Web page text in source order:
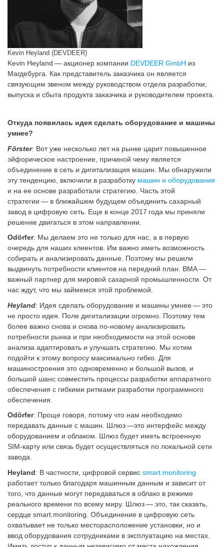
Kevin Heyland (DEVDEER)
Kevin Heyland — акционер компании DEVDEER GmbH из
Магдебурга. Как представитель заказчика он является
связующим звеном между руководством отдела разработки,
выпуска и сбыта продукта заказчика и руководителем проекта.
Откуда появилась идея сделать оборудование и машины
умнее?
Förster: Вот уже несколько лет на рынке царит повышенное
эйфорическое настроение, причиной чему является
объединение в сеть и дигитализация машин. Мы обнаружили
эту тенденцию, включили в разработку машин и оборудования
и на ее основе разработали стратегию. Часть этой
стратегии — в ближайшем будущем объединить сахарный
завод в цифровую сеть. Еще в конце 2017 года мы приняли
решение двигаться в этом направлении.
Odörfer: Мы делаем это не только для нас, а в первую
очередь для наших клиентов. Им важно иметь возможность
собирать и анализировать данные. Поэтому мы решили
выдвинуть потребности клиентов на передний план. BMA —
важный партнер для мировой сахарной промышленности. От
нас ждут, что мы займемся этой проблемой.
Heyland: Идея сделать оборудование и машины умнее — это
не просто идея. Поле дигитализации огромно. Поэтому тем
более важно снова и снова по-новому анализировать
потребности рынка и при необходимости на этой основе
анализа адаптировать и улучшать стратегию. Мы хотим
подойти к этому вопросу максимально гибко. Для
машиностроения это одновременно и большой вызов, и
большой шанс совместить процессы разработки аппаратного
обеспечения с гибкими ритмами разработки программного
обеспечения.
Odörfer: Проще говоря, потому что нам необходимо
передавать данные с машин. Шлюз —это интерфейс между
оборудованием и облаком. Шлюз будет иметь встроенную
SIM-карту или связь будет осуществляться по локальной сети
завода.
Heyland: В частности, цифровой сервис smart.monitoring
работает только благодаря машинным данным и зависит от
того, что данные могут передаваться в облако в режиме
реального времени по всему миру. Шлюз — это, так сказать,
сердце smart.monitoring. Объединение в цифровую сеть
охватывает не только месторасположение установки, но и
ввод оборудования сотрудниками в эксплуатацию на местах.